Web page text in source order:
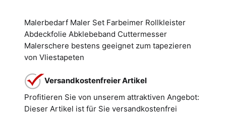
Malerbedarf Maler Set Farbeimer Rollkleister
Abdeckfolie Abklebeband Cuttermesser
Malerschere bestens geeignet zum tapezieren
von Vliestapeten
Versandkostenfreier Artikel
Profitieren Sie von unserem attraktiven Angebot:
Dieser Artikel ist für Sie versandkostenfrei